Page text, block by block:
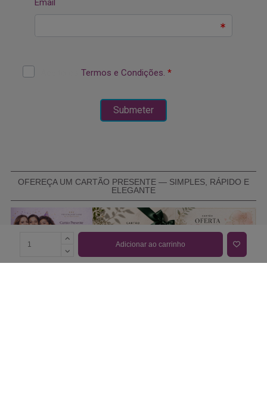
Adicionar ao carrinho
OFEREÇA UM CARTÃO PRESENTE — SIMPLES, RÁPIDO E
ELEGANTE